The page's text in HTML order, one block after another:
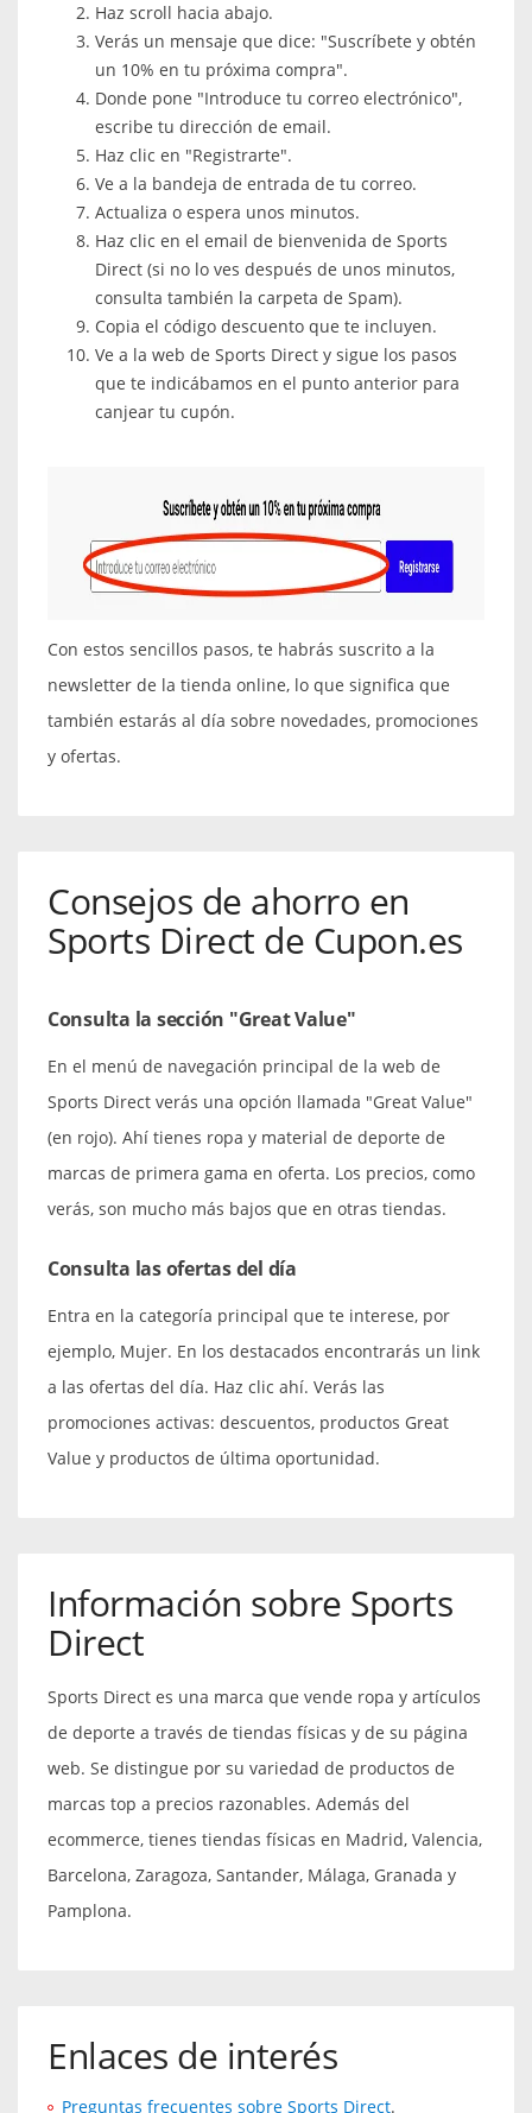
Haz scroll hacia abajo.
Verás un mensaje que dice: "Suscríbete y obtén
un 10% en tu próxima compra".
Donde pone "Introduce tu correo electrónico",
escribe tu dirección de email.
Haz clic en "Registrarte".
Ve a la bandeja de entrada de tu correo.
Actualiza o espera unos minutos.
Haz clic en el email de bienvenida de Sports
Direct (si no lo ves después de unos minutos,
consulta también la carpeta de Spam).
Copia el código descuento que te incluyen.
Ve a la web de Sports Direct y sigue los pasos
que te indicábamos en el punto anterior para
canjear tu cupón.
Con estos sencillos pasos, te habrás suscrito a la
newsletter de la tienda online, lo que significa que
también estarás al día sobre novedades, promociones
y ofertas.
Consejos de ahorro en
Sports Direct de Cupon.es
Consulta la sección "Great Value"
En el menú de navegación principal de la web de
Sports Direct verás una opción llamada "Great Value"
(en rojo). Ahí tienes ropa y material de deporte de
marcas de primera gama en oferta. Los precios, como
verás, son mucho más bajos que en otras tiendas.
Consulta las ofertas del día
Entra en la categoría principal que te interese, por
ejemplo, Mujer. En los destacados encontrarás un link
a las ofertas del día. Haz clic ahí. Verás las
promociones activas: descuentos, productos Great
Value y productos de última oportunidad.
Información sobre Sports
Direct
Sports Direct es una marca que vende ropa y artículos
de deporte a través de tiendas físicas y de su página
web. Se distingue por su variedad de productos de
marcas top a precios razonables. Además del
ecommerce, tienes tiendas físicas en Madrid, Valencia,
Barcelona, Zaragoza, Santander, Málaga, Granada y
Pamplona.
Enlaces de interés
Preguntas frecuentes sobre Sports Direct.